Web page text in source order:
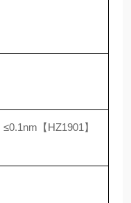
【HZ1901】